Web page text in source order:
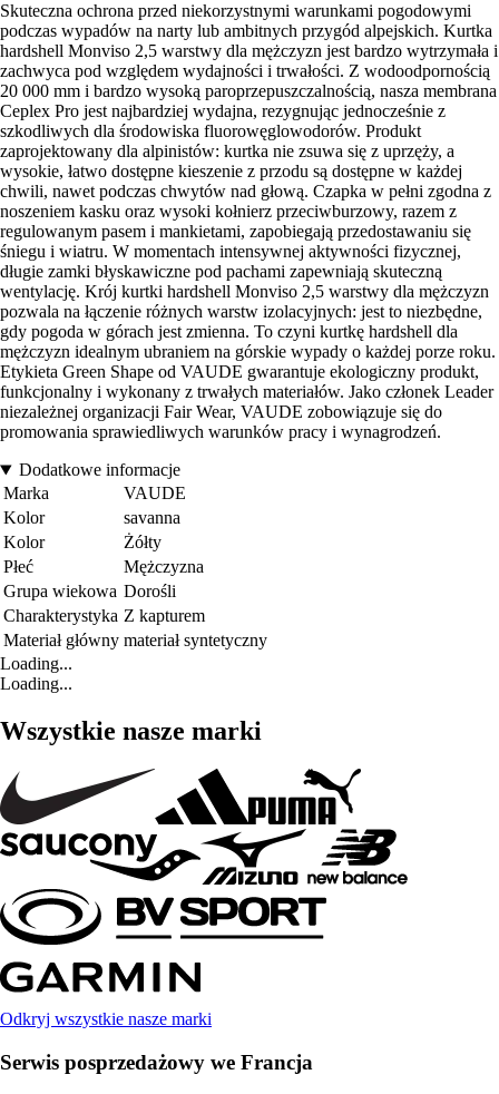
Skuteczna ochrona przed niekorzystnymi warunkami pogodowymi
podczas wypadów na narty lub ambitnych przygód alpejskich. Kurtka
hardshell Monviso 2,5 warstwy dla mężczyzn jest bardzo wytrzymała i
zachwyca pod względem wydajności i trwałości. Z wodoodpornością
20 000 mm i bardzo wysoką paroprzepuszczalnością, nasza membrana
Ceplex Pro jest najbardziej wydajna, rezygnując jednocześnie z
szkodliwych dla środowiska fluorowęglowodorów. Produkt
zaprojektowany dla alpinistów: kurtka nie zsuwa się z uprzęży, a
wysokie, łatwo dostępne kieszenie z przodu są dostępne w każdej
chwili, nawet podczas chwytów nad głową. Czapka w pełni zgodna z
noszeniem kasku oraz wysoki kołnierz przeciwburzowy, razem z
regulowanym pasem i mankietami, zapobiegają przedostawaniu się
śniegu i wiatru. W momentach intensywnej aktywności fizycznej,
długie zamki błyskawiczne pod pachami zapewniają skuteczną
wentylację. Krój kurtki hardshell Monviso 2,5 warstwy dla mężczyzn
pozwala na łączenie różnych warstw izolacyjnych: jest to niezbędne,
gdy pogoda w górach jest zmienna. To czyni kurtkę hardshell dla
mężczyzn idealnym ubraniem na górskie wypady o każdej porze roku.
Etykieta Green Shape od VAUDE gwarantuje ekologiczny produkt,
funkcjonalny i wykonany z trwałych materiałów. Jako członek Leader
niezależnej organizacji Fair Wear, VAUDE zobowiązuje się do
promowania sprawiedliwych warunków pracy i wynagrodzeń.
Dodatkowe informacje
Marka
VAUDE
Kolor
savanna
Kolor
Żółty
Płeć
Mężczyzna
Grupa wiekowa Dorośli
Charakterystyka Z kapturem
Materiał główny materiał syntetyczny
Loading...
Loading...
Wszystkie nasze marki
Odkryj wszystkie nasze marki
Serwis posprzedażowy we Francja